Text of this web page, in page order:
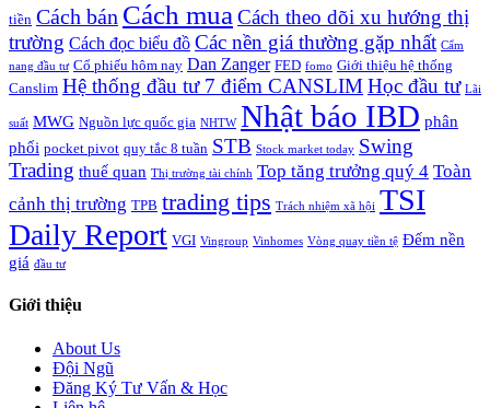
tiền Cách bán Cách mua Cách theo dõi xu hướng thị
trường Cách đọc biểu đồ Các nền giá thường gặp nhất Cẩm
nang đầu tư Cổ phiếu hôm nay Dan Zanger FED fomo Giới thiệu hệ thống
Canslim Hệ thống đầu tư 7 điểm CANSLIMHọc đầu tư Lãi
suất MWG Nguồn lực quốc gia NHTW Nhật báo IBD phân
phối pocket pivot quy tắc 8 tuần STB Stock market today Swing
Trading thuế quan Thị trường tài chính Top tăng trưởng quý 4 Toàn
cảnh thị trường TPB trading tips Trách nhiệm xã hội TSI
Daily Report VGI Vingroup Vinhomes Vòng quay tiền tệ Đếm nền
giá đầu tư
Giới thiệu
About Us
Đội Ngũ
Đăng Ký Tư Vấn & Học